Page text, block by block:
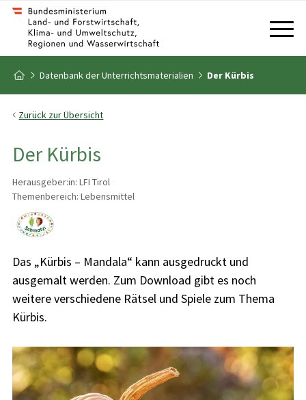
Zum Inhalt
Zum Inhaltsverzeichnis
Zur Startseite
Datenbank der Unterrichtsmaterialien Der Kürbis
Zurück zur Übersicht
Der Kürbis
Herausgeber:in: LFI Tirol
Themenbereich: Lebensmittel
Das „Kürbis – Mandala“ kann ausgedruckt und
ausgemalt werden. Zum Download gibt es noch
weitere verschiedene Rätsel und Spiele zum Thema
Kürbis.